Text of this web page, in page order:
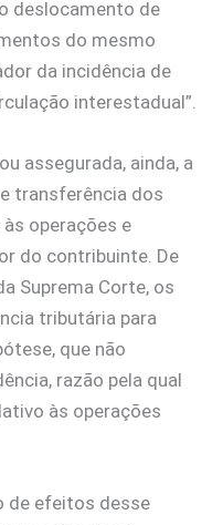
deslocamento de
do mesmo
da incidência de
interestadual”.
assegurada, ainda, a
transferência dos
operações e
do contribuinte. De
Suprema Corte, os
tributária para
que não
razão pela qual
às operações
de efeitos desse